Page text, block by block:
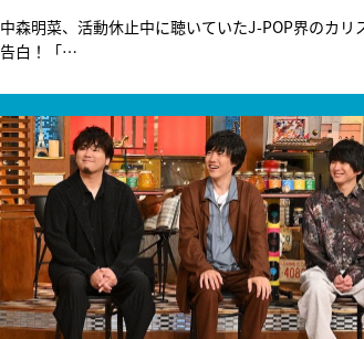
中森明菜、活動休止中に聴いていたJ-POP界のカリ
告白！「…